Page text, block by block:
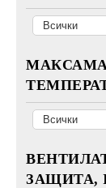
ЗАЩИТА,